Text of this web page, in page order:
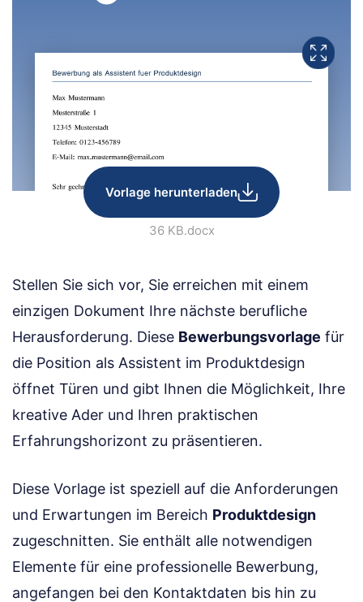
Vorlage herunterladen
36 KB.docx
Stellen Sie sich vor, Sie erreichen mit einem
einzigen Dokument Ihre nächste berufliche
Herausforderung. Diese Bewerbungsvorlage für
die Position als Assistent im Produktdesign
öffnet Türen und gibt Ihnen die Möglichkeit, Ihre
kreative Ader und Ihren praktischen
Erfahrungshorizont zu präsentieren.
Diese Vorlage ist speziell auf die Anforderungen
und Erwartungen im Bereich Produktdesign
zugeschnitten. Sie enthält alle notwendigen
Elemente für eine professionelle Bewerbung,
angefangen bei den Kontaktdaten bis hin zu